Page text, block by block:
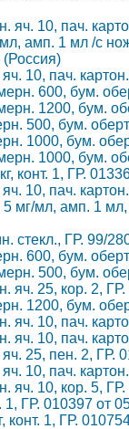
яч. 10, пач.
амп. 1 мл /с
яч. 10, пач.
600, бум.
1200, бум.
500, бум.
1000, бум.
1000, бум.
конт. 1, ГР.
яч. 10, пач.
мг/мл, амп. 1
стекл., ГР. 99/
600, бум.
500, бум.
яч. 25, кор. 2,
1200, бум.
яч. 10, пач.
яч. 10, пач.
яч. 25, пен. 2,
яч. 10, пач.
яч. 10, кор. 5,
1, ГР. 010397 от
конт. 1, ГР.